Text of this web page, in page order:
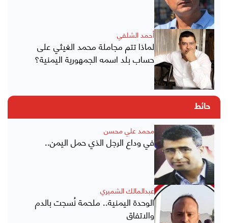
أحمد الشلفي
لماذا تتم مجاملة محمد الغيثي على
حساب بلد اسمه الجمهورية اليمنية؟
حائط
محمد علي محسن
في وداع الرجل الذي حمل اليمن..
عبدالمالك الشميري
الوحدة اليمنية.. ملحمة نُسجت بالدم
والاتفاق